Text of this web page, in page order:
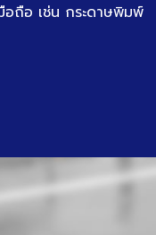
อถือ เช่น กระดาษพิมพ์